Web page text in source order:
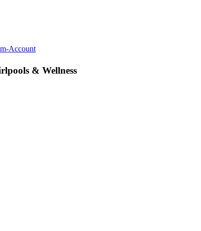
Account
& Wellness